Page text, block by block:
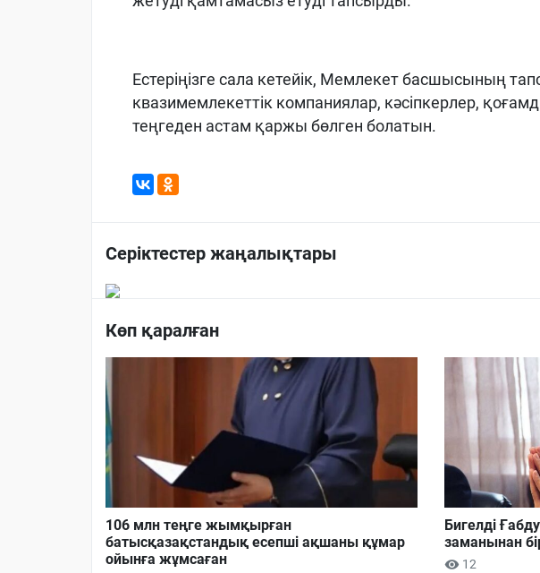
Естеріңізге сала кетейік, Мемлекет басшысының
квазимемлекеттік компаниялар, кәсіпкерлер,
теңгеден астам қаржы бөлген болатын.
Серіктестер жаңалықтары
Көп қаралған
106 млн теңге жымқырған
батысқазақстандық есепші ақшаны құмар
ойынға жұмсаған
Бигелді
заманынан
12